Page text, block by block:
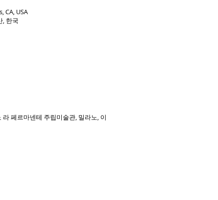
CA, USA
한국
페르마넨테 주립미술관, 밀라노, 이